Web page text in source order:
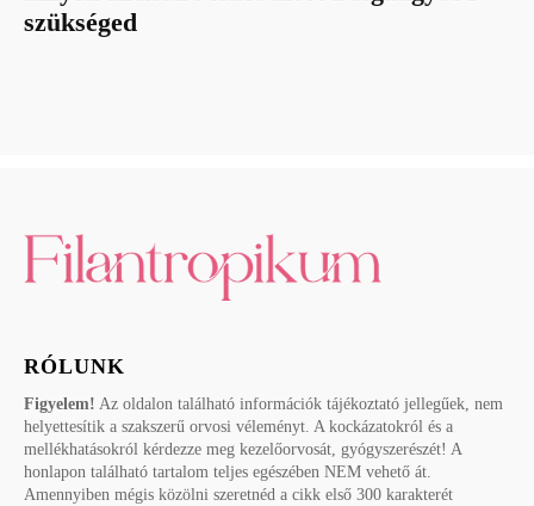
szükséged
RÓLUNK
Figyelem! Az oldalon található információk tájékoztató jellegűek, nem
helyettesítik a szakszerű orvosi véleményt. A kockázatokról és a
mellékhatásokról kérdezze meg kezelőorvosát, gyógyszerészét! A
honlapon található tartalom teljes egészében NEM vehető át.
Amennyiben mégis közölni szeretnéd a cikk első 300 karakterét